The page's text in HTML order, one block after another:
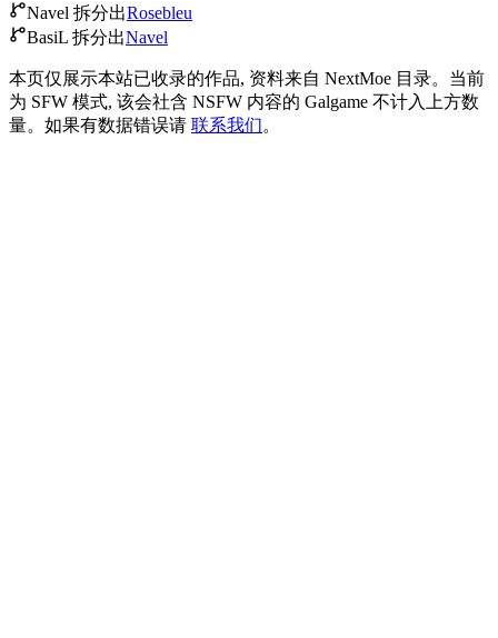
Navel 拆分出Rosebleu
BasiL 拆分出Navel
本页仅展示本站已收录的作品, 资料来自 NextMoe 目录。 当前
为 SFW 模式, 该会社含 NSFW 内容的 Galgame 不计入上方数
量。 如果有数据错误请 联系我们。